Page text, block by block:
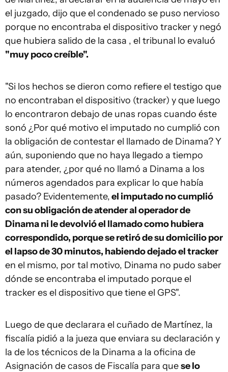
el juzgado, dijo que el condenado se puso nervioso
porque no encontraba el dispositivo tracker y negó
que hubiera salido de la casa , el tribunal lo evaluó
"muy poco creíble".
"Si los hechos se dieron como refiere el testigo que
no encontraban el dispositivo (tracker) y que luego
lo encontraron debajo de unas ropas cuando éste
sonó ¿Por qué motivo el imputado no cumplió con
la obligación de contestar el llamado de Dinama? Y
aún, suponiendo que no haya llegado a tiempo
para atender, ¿por qué no llamó a Dinama a los
números agendados para explicar lo que había
pasado? Evidentemente,el imputado no cumplió
con su obligación de atender al operador de
Dinama ni le devolvió el llamado como hubiera
correspondido, porque se retiró de su domicilio por
el lapso de 30 minutos, habiendo dejado el tracker
en el mismo, por tal motivo, Dinama no pudo saber
dónde se encontraba el imputado porque el
tracker es el dispositivo que tiene el GPS".
Luego de que declarara el cuñado de Martínez, la
fiscalía pidió a la jueza que enviara su declaración y
la de los técnicos de la Dinama a la oficina de
Asignación de casos de Fiscalía para quese lo